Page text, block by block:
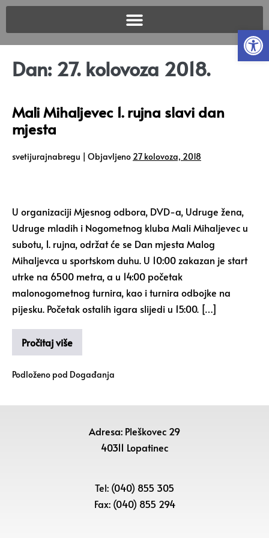
Dan: 27. kolovoza 2018.
Mali Mihaljevec 1. rujna slavi dan
mjesta
svetijurajnabregu | Objavljeno 27 kolovoza, 2018
U organizaciji Mjesnog odbora, DVD-a, Udruge žena,
Udruge mladih i Nogometnog kluba Mali Mihaljevec u
subotu, 1. rujna, održat će se Dan mjesta Malog
Mihaljevca u sportskom duhu. U 10:00 zakazan je start
utrke na 6500 metra, a u 14:00 početak
malonogometnog turnira, kao i turnira odbojke na
pijesku. Početak ostalih igara slijedi u 15:00. […]
Pročitaj više
Podloženo pod Događanja
Adresa: Pleškovec 29
40311 Lopatinec
Tel: (040) 855 305
Fax: (040) 855 294